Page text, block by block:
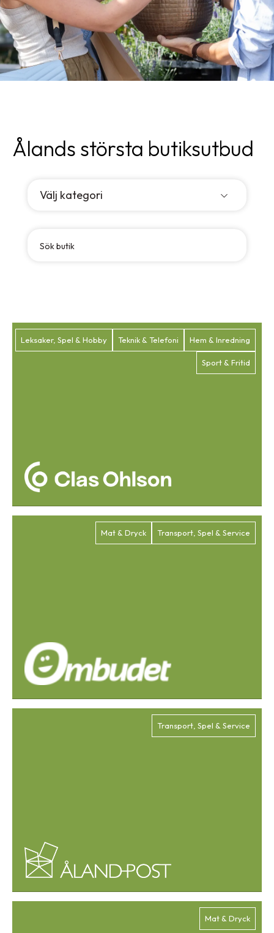
Ålands största butiksutbud
Leksaker, Spel & Hobby Teknik & Telefoni Hem & Inredning
Sport & Fritid
Mat & Dryck Transport, Spel & Service
Transport, Spel & Service
Mat & Dryck